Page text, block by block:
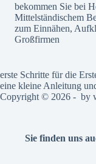
bekommen Sie bei
Mittelständischem
zum Einnähen,
Großfirmen
erste Schritte für die
eine kleine Anleitung
Copyright © 2026 - by
Sie finden uns